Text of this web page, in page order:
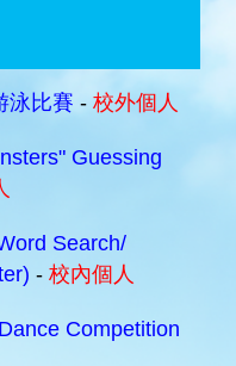
泳比賽 - 校外個人
Guessing
Search/
- 校內個人
Competition